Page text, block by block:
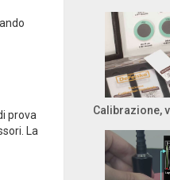
prova
La
Calibrazione,